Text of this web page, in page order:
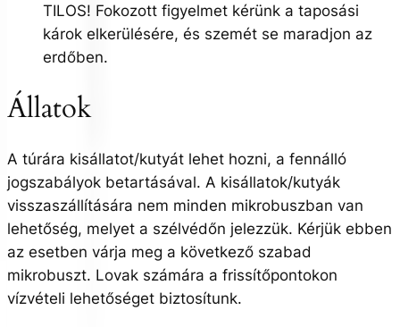
TILOS! Fokozott figyelmet kérünk a taposási
károk elkerülésére, és szemét se maradjon az
erdőben.
Állatok
A túrára kisállatot/kutyát lehet hozni, a fennálló
jogszabályok betartásával. A kisállatok/kutyák
visszaszállítására nem minden mikrobuszban van
lehetőség, melyet a szélvédőn jelezzük. Kérjük ebben
az esetben várja meg a következő szabad
mikrobuszt. Lovak számára a frissítőpontokon
vízvételi lehetőséget biztosítunk.